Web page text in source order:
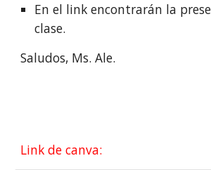
En el link encontrarán la
clase.
Saludos, Ms. Ale.
Link de canva: